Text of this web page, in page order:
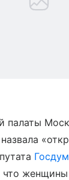
палаты
что